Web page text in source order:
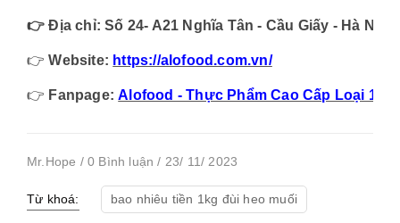
👉 Địa chỉ: Số 24- A21 Nghĩa Tân - Cầu Giấy - Hà Nội
👉Website: https://alofood.com.vn/
👉 Fanpage: Alofood - Thực Phẩm Cao Cấp Loại 1
Mr.Hope / 0 Bình luận / 23/ 11/ 2023
Từ khoá: bao nhiêu tiền 1kg đùi heo muối